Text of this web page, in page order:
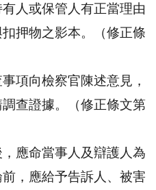
人或保管人有正當理由
押物之影本。（修正條
項向檢察官陳述意見，
查證據。（修正條文第
應命當事人及辯護人為
，應給予告訴人、被害